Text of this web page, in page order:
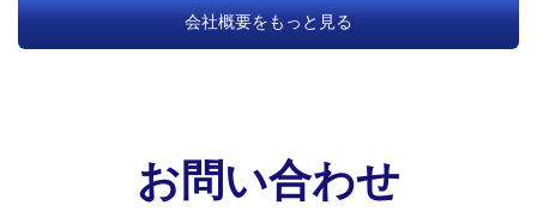
会社概要をもっと見る
お問い合わせ